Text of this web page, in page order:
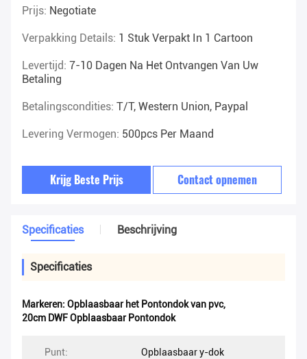
Prijs: Negotiate
Verpakking Details: 1 Stuk Verpakt In 1 Cartoon
Levertijd: 7-10 Dagen Na Het Ontvangen Van Uw
Betaling
Betalingscondities: T/T, Western Union, Paypal
Levering Vermogen: 500pcs Per Maand
Krijg Beste Prijs Contact opnemen
Specificaties Beschrijving
Specificaties
Markeren: Opblaasbaar het Pontondok van pvc,
20cm DWF Opblaasbaar Pontondok
Punt: Opblaasbaar y-dok